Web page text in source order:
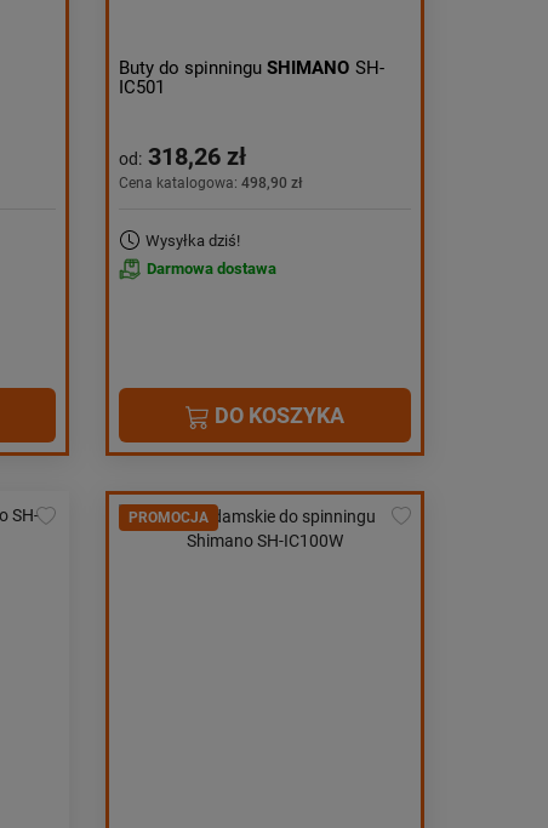
Buty do spinninguSHIMANO SH-
IC501
od: 318,26 zł
Cena katalogowa:498,90 zł
Wysyłka dziś!
Darmowa dostawa
DO KOSZYKA
PROMOCJA